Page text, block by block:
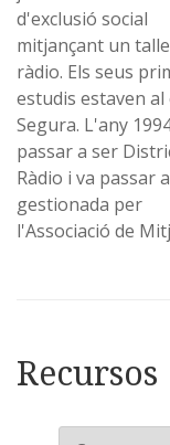
d'exclusió social
mitjançant un
ràdio. Els seus
estudis estaven
Segura. L'any
passar a ser
Ràdio i va passar
gestionada per
l'Associació de
Recursos